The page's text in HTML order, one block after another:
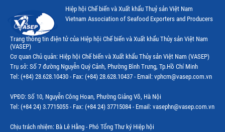
Thị trường Papua New Guinea
Thị trường New Zealand
Thị trường Đài Loan
Thị trường Hàn Quốc
Thị trường EU
Thị trường Nhật Bản
Hiệp hội Chế biến và Xuất khẩu Thuỷ sản Việt Nam
Vietnam Association of Seafood Exporters and Producers
Trang thông tin điện tử của Hiệp hội Chế biến và Xuất khẩu Thủy sản Việt Nam
(VASEP)
Cơ quan Chủ quản: Hiệp hội Chế biến và Xuất khẩu Thủy sản Việt Nam (VASEP)
Trụ sở: Số 7 đường Nguyễn Quý Cảnh, Phường Bình Trưng, Tp.Hồ Chí Minh
Tel: (+84) 28.628.10430 - Fax: (+84) 28.628.10437 - Email: vphcm@vasep.com.vn
VPĐD: Số 10, Nguyễn Công Hoan, Phường Giảng Võ, Hà Nội
Tel: (+84 24) 3.7715055 - Fax: (+84 24) 37715084 - Email: vasephn@vasep.com.vn
Chịu trách nhiệm: Bà Lê Hằng - Phó Tổng Thư ký Hiệp hội